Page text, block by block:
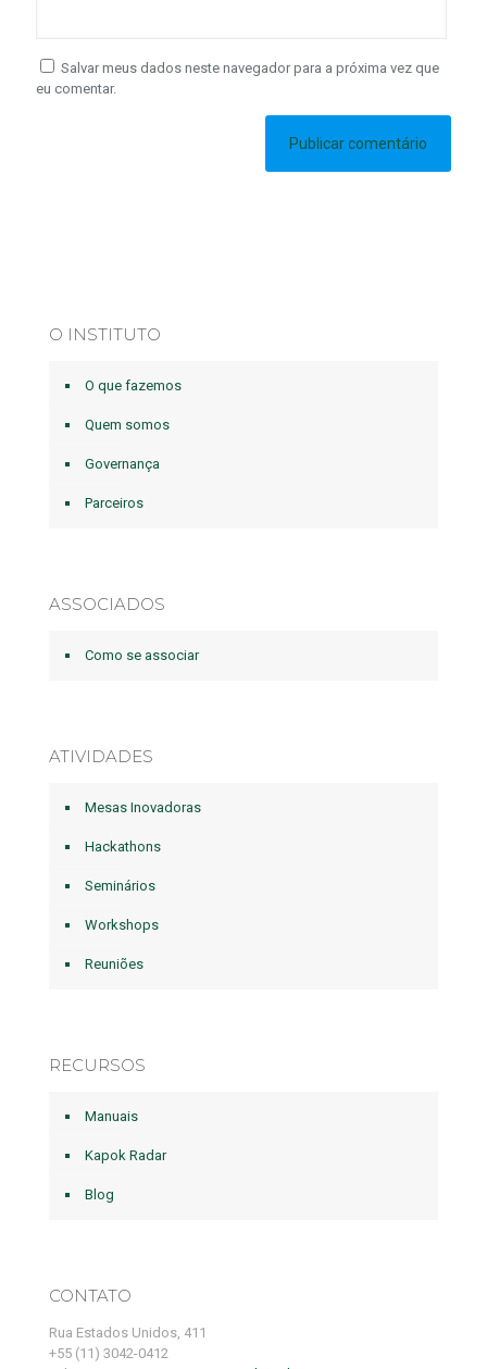
Salvar meus dados neste navegador para a próxima vez que
eu comentar.
O INSTITUTO
O que fazemos
Quem somos
Governança
Parceiros
ASSOCIADOS
Como se associar
ATIVIDADES
Mesas Inovadoras
Hackathons
Seminários
Workshops
Reuniões
RECURSOS
Manuais
Kapok Radar
Blog
CONTATO
Rua Estados Unidos, 411
+55 (11) 3042-0412